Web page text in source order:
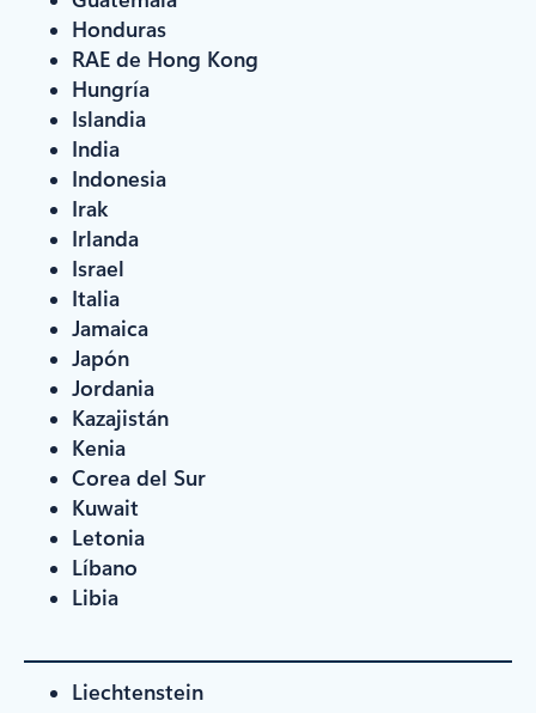
Honduras
RAE de Hong Kong
Hungría
Islandia
India
Indonesia
Irak
Irlanda
Israel
Italia
Jamaica
Japón
Jordania
Kazajistán
Kenia
Corea del Sur
Kuwait
Letonia
Líbano
Libia
Liechtenstein